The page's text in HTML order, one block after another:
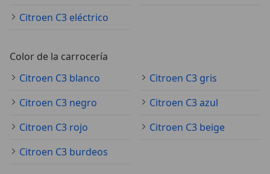
Citroen C3 eléctrico
Color de la carrocería
Citroen C3 blanco
Citroen C3 gris
Citroen C3 negro
Citroen C3 azul
Citroen C3 rojo
Citroen C3 beige
Citroen C3 burdeos